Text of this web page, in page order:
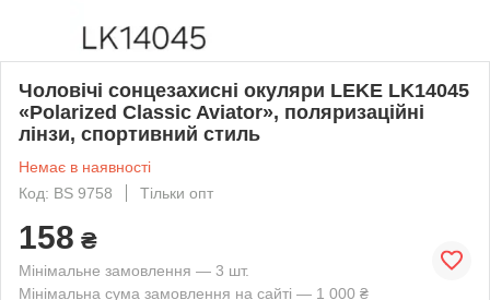
Чоловічі сонцезахисні окуляри LEKE LK14045
«Polarized Classic Aviator», поляризаційні
лінзи, спортивний стиль
Немає в наявності
Код: BS 9758
Тільки опт
158 ₴
Мінімальне замовлення — 3 шт.
Мінімальна сума замовлення на сайті — 1 000 ₴